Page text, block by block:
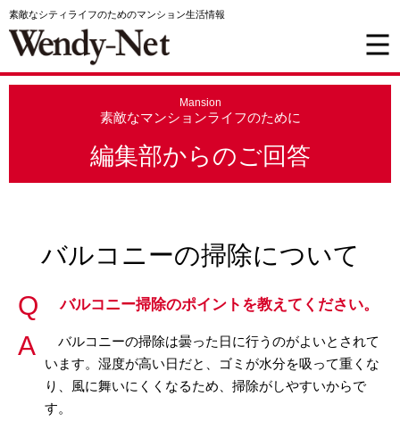
素敵なシティライフのためのマンション生活情報
Mansion
素敵なマンションライフのために
編集部からのご回答
バルコニーの掃除について
バルコニー掃除のポイントを教えてください。
バルコニーの掃除は曇った日に行うのがよいとされて
います。湿度が高い日だと、ゴミが水分を吸って重くな
り、風に舞いにくくなるため、掃除がしやすいからで
す。